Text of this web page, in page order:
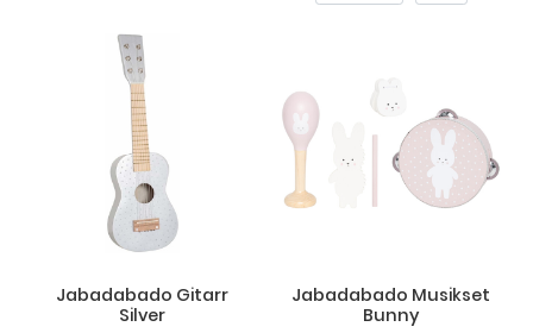
Jabadabado Gitarr
Silver
Jabadabado Musikset
Bunny